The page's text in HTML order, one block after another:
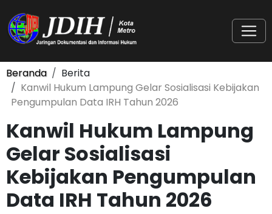
Beranda
Berita
Kanwil Hukum Lampung Gelar Sosialisasi Kebijakan
Pengumpulan Data IRH Tahun 2026
Kanwil Hukum Lampung
Gelar Sosialisasi
Kebijakan Pengumpulan
Data IRH Tahun 2026